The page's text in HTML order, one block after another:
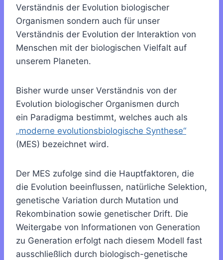
Verständnis der Evolution biologischer
Organismen sondern auch für unser
Verständnis der Evolution der Interaktion von
Menschen mit der biologischen Vielfalt auf
unserem Planeten.
Bisher wurde unser Verständnis von der
Evolution biologischer Organismen durch
ein Paradigma bestimmt, welches auch als
„moderne evolutionsbiologische Synthese“
(MES) bezeichnet wird.
Der MES zufolge sind die Hauptfaktoren, die
die Evolution beeinflussen, natürliche Selektion,
genetische Variation durch Mutation und
Rekombination sowie genetischer Drift. Die
Weitergabe von Informationen von Generation
zu Generation erfolgt nach diesem Modell fast
ausschließlich durch biologisch-genetische